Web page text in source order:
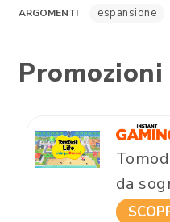
ARGOMENTI espansione
Promozioni
da